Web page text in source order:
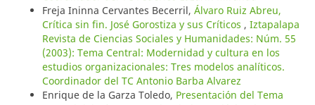
Freja Ininna Cervantes Becerril, Álvaro Ruiz Abreu,
Crítica sin fin. José Gorostiza y sus Críticos , Iztapalapa
Revista de Ciencias Sociales y Humanidades: Núm. 55
(2003): Tema Central: Modernidad y cultura en los
estudios organizacionales: Tres modelos analíticos.
Coordinador del TC Antonio Barba Alvarez
Enrique de la Garza Toledo, Presentación del Tema